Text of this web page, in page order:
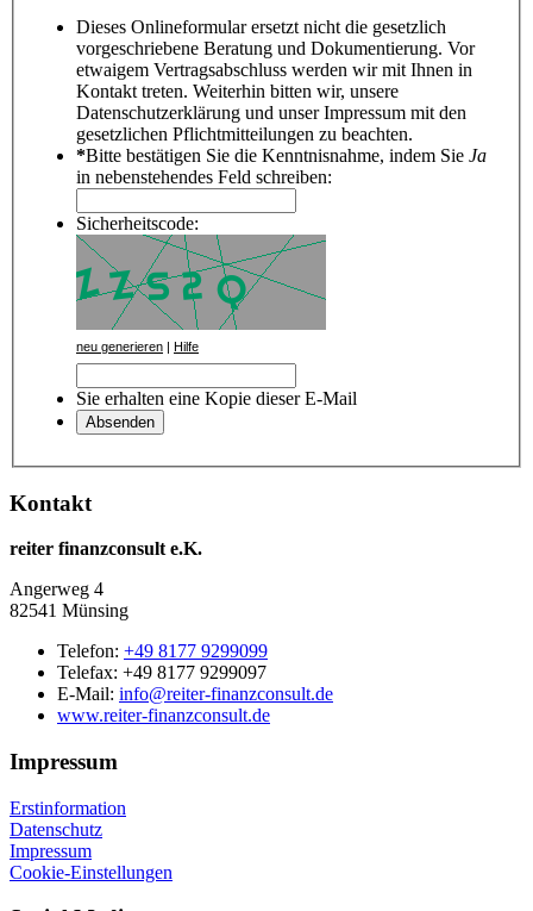
Dieses Onlineformular ersetzt nicht die gesetzlich
vorgeschriebene Beratung und Dokumentierung. Vor
etwaigem Vertragsabschluss werden wir mit Ihnen in
Kontakt treten. Weiterhin bitten wir, unsere
Datenschutzerklärung und unser Impressum mit den
gesetzlichen Pflichtmitteilungen zu beachten.
*Bitte bestätigen Sie die Kenntnisnahme, indem Sie Ja
in nebenstehendes Feld schreiben:
Sicherheitscode:
neu generieren | Hilfe
Sie erhalten eine Kopie dieser E-Mail
Kontakt
reiter finanzconsult e.K.
Angerweg 4
82541 Münsing
Telefon: +49 8177 9299099
Telefax: +49 8177 9299097
E-Mail: info@reiter-finanzconsult.de
www.reiter-finanzconsult.de
Impressum
Erstinformation
Datenschutz
Impressum
Cookie-Einstellungen